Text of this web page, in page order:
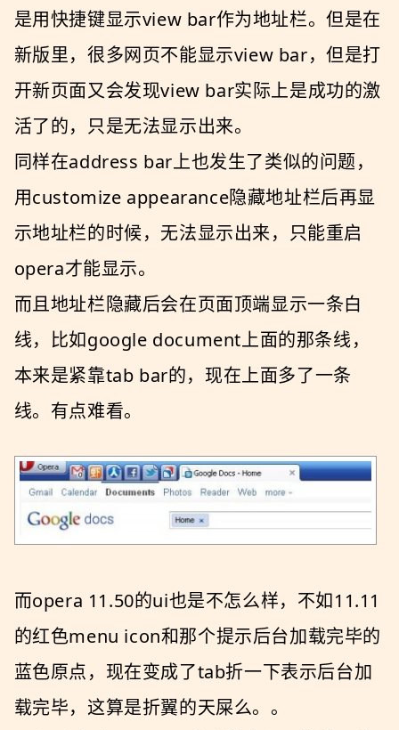
是用快捷键显示view bar作为地址栏。但是在
新版里，很多网页不能显示view bar，但是打
开新页面又会发现view bar实际上是成功的激
活了的，只是无法显示出来。
同样在address bar上也发生了类似的问题，
用customize appearance隐藏地址栏后再显
示地址栏的时候，无法显示出来，只能重启
opera才能显示。
而且地址栏隐藏后会在页面顶端显示一条白
线，比如google document上面的那条线，
本来是紧靠tab bar的，现在上面多了一条
线。有点难看。
而opera 11.50的ui也是不怎么样，不如11.11
的红色menu icon和那个提示后台加载完毕的
蓝色原点，现在变成了tab折一下表示后台加
载完毕，这算是折翼的天屎么。。